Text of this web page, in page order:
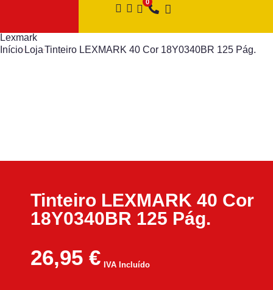
Lexmark
Início LojaTinteiro LEXMARK 40 Cor 18Y0340BR 125 Pág.
Tinteiro LEXMARK 40 Cor
18Y0340BR 125 Pág.
26,95 € IVA Incluído